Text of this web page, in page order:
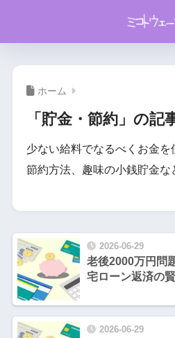
ホーム
「貯金・節約」の記
少ない給料でなるべくお金
節約方法、趣味の小銭貯金な
2026-06-29
老後2000万円問
宅ローン返済の
2026-06-29